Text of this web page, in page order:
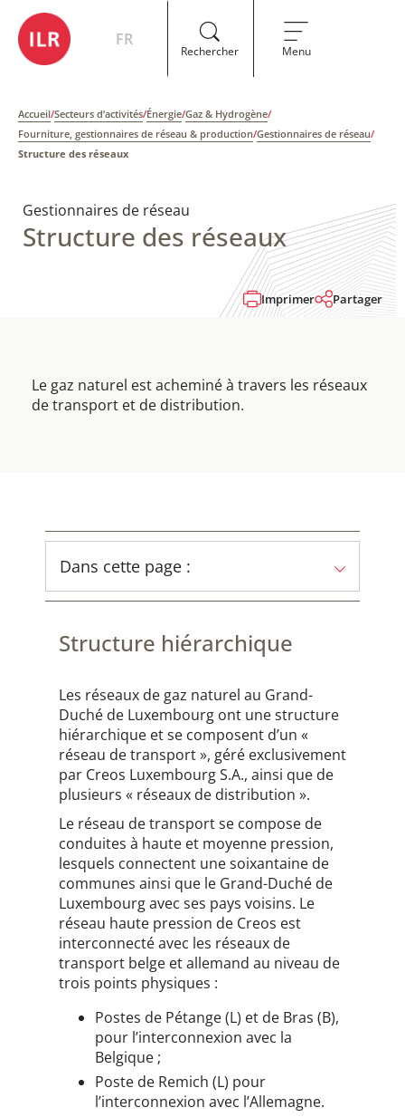
FR
Rechercher Menu
Accueil/Secteurs d’activités/Énergie/Gaz & Hydrogène/
Fourniture, gestionnaires de réseau & production/Gestionnaires de réseau/
Structure des réseaux
Gestionnaires de réseau
Structure des réseaux
Imprimer Partager
Le gaz naturel est acheminé à travers les réseaux
de transport et de distribution.
Dans cette page :
Structure hiérarchique
Les réseaux de gaz naturel au Grand-
Duché de Luxembourg ont une structure
hiérarchique et se composent d’un «
réseau de transport », géré exclusivement
par Creos Luxembourg S.A., ainsi que de
plusieurs « réseaux de distribution ».
Le réseau de transport se compose de
conduites à haute et moyenne pression,
lesquels connectent une soixantaine de
communes ainsi que le Grand-Duché de
Luxembourg avec ses pays voisins. Le
réseau haute pression de Creos est
interconnecté avec les réseaux de
transport belge et allemand au niveau de
trois points physiques :
Postes de Pétange (L) et de Bras (B),
pour l’interconnexion avec la
Belgique ;
Poste de Remich (L) pour
l’interconnexion avec l’Allemagne.